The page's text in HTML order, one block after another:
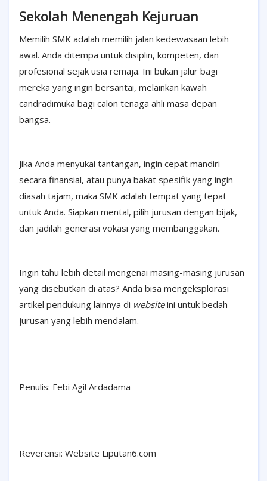
Sekolah Menengah Kejuruan
Memilih SMK adalah memilih jalan kedewasaan lebih
awal. Anda ditempa untuk disiplin, kompeten, dan
profesional sejak usia remaja. Ini bukan jalur bagi
mereka yang ingin bersantai, melainkan kawah
candradimuka bagi calon tenaga ahli masa depan
bangsa.
Jika Anda menyukai tantangan, ingin cepat mandiri
secara finansial, atau punya bakat spesifik yang ingin
diasah tajam, maka SMK adalah tempat yang tepat
untuk Anda. Siapkan mental, pilih jurusan dengan bijak,
dan jadilah generasi vokasi yang membanggakan.
Ingin tahu lebih detail mengenai masing-masing jurusan
yang disebutkan di atas? Anda bisa mengeksplorasi
artikel pendukung lainnya di websiteini untuk bedah
jurusan yang lebih mendalam.
Penulis: Febi Agil Ardadama
Reverensi: Website Liputan6.com